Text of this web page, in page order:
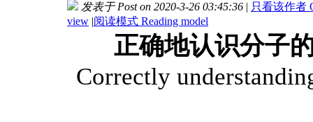
发表于 Post on 2020-3-26 03:45:36 | 只看该作者
view |阅读模式 Reading model
正确地认识分子
Correctly